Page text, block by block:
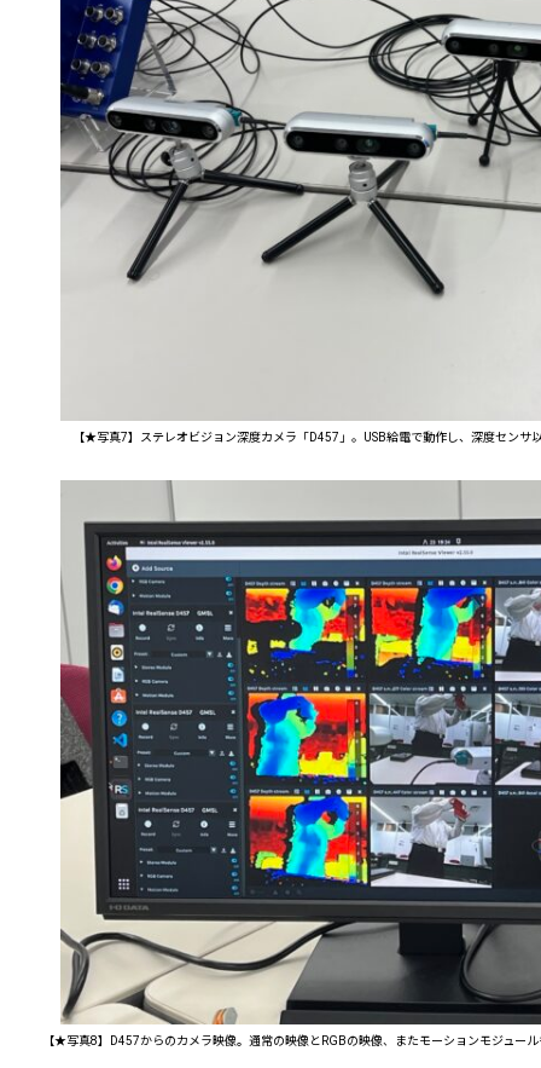
【★写真7】ステレオビジョン深度カメラ「D457」。USB給電で動作し、深度センサ
【★写真8】D457からのカメラ映像。通常の映像とRGBの映像、またモーションモジュー